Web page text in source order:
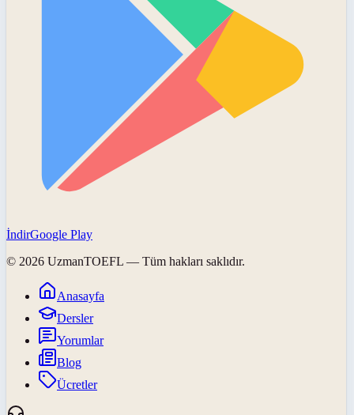
İndirGoogle Play
© 2026 UzmanTOEFL — Tüm hakları saklıdır.
Anasayfa
Dersler
Yorumlar
Blog
Ücretler